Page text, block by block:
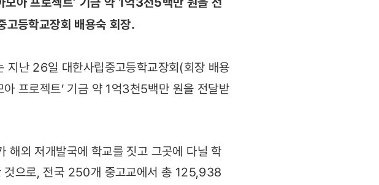
고등학교장회 배용숙 회장.
지난 26일 대한사립중고등학교장회(회장 배용
프로젝트’ 기금 약 1억3천5백만 원을 전달받
해외 저개발국에 학교를 짓고 그곳에 다닐 학
것으로, 전국 250개 중고교에서 총 125,938